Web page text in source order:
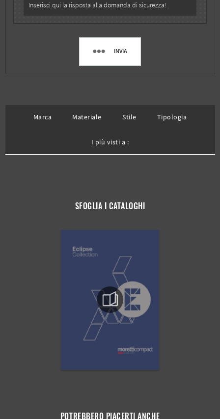
INVIA
Marca Materiale Stile Tipologia
I più visti a :
SFOGLIA I CATALOGHI
POTREBBERO PIACERTI ANCHE